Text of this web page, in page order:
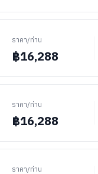
ราคา/ท่าน
฿16,288
ราคา/ท่าน
฿16,288
ราคา/ท่าน